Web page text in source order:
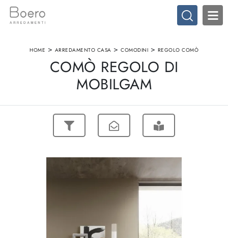
HOME > ARREDAMENTO CASA > COMODINI > REGOLO COMÒ
COMÒ REGOLO DI
MOBILGAM